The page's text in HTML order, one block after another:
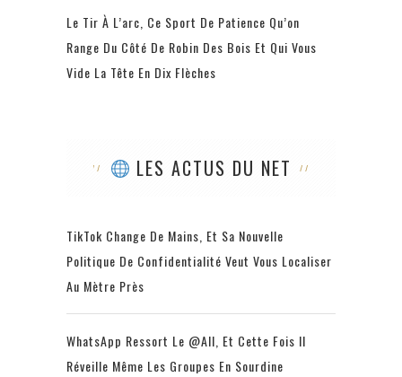
Le Tir À L’arc, Ce Sport De Patience Qu’on
Range Du Côté De Robin Des Bois Et Qui Vous
Vide La Tête En Dix Flèches
LES ACTUS DU NET
TikTok Change De Mains, Et Sa Nouvelle
Politique De Confidentialité Veut Vous Localiser
Au Mètre Près
WhatsApp Ressort Le @all, Et Cette Fois Il
Réveille Même Les Groupes En Sourdine